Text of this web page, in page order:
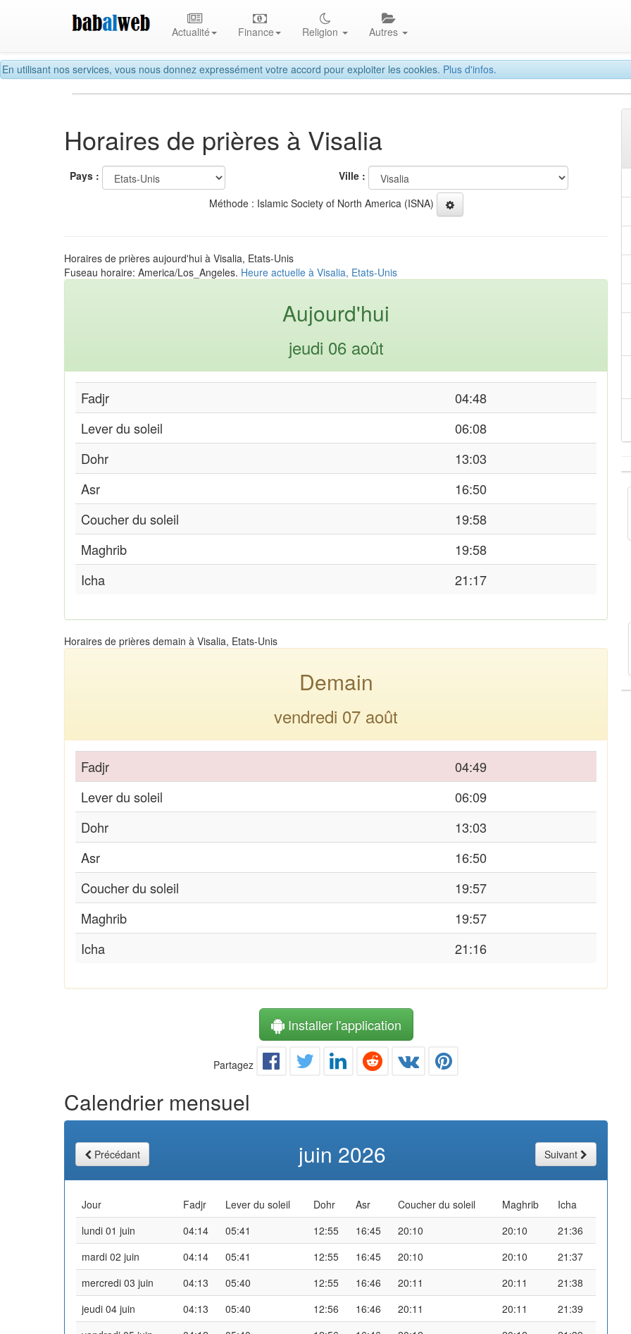
En utilisant nos services, vous nous donnez expressément votre accord pour exploiter les cookies. Plus d'infos.
Actualité Finance Religion Autres
Horaires de prières à Visalia
Pays :
Ville :
Méthode : Islamic Society of North America (ISNA)
Horaires de prières aujourd'hui à Visalia, Etats-Unis
Fuseau horaire: America/Los_Angeles. Heure actuelle à Visalia, Etats-Unis
Aujourd'hui
jeudi 06 août
Fadjr
04:48
Lever du soleil
06:08
Dohr
13:03
Asr
16:50
Coucher du soleil
19:58
Maghrib
19:58
Icha
21:17
Horaires de prières demain à Visalia, Etats-Unis
Demain
vendredi 07 août
Fadjr
04:49
Lever du soleil
06:09
Dohr
13:03
Asr
16:50
Coucher du soleil
19:57
Maghrib
19:57
Icha
21:16
Installer l'application
Partagez
Calendrier mensuel
Précédant juin 2026 Suivant
Jour Fadjr Lever du soleil Dohr Asr Coucher du soleil Maghrib
Icha
lundi 01 juin
04:14 05:41 12:55 16:45 20:10 20:10
21:36
mardi 02 juin
04:14 05:41 12:55 16:45 20:10 20:10
21:37
mercredi 03 juin
04:13 05:40 12:55 16:46 20:11 20:11
21:38
jeudi 04 juin
04:13 05:40 12:56 16:46 20:11 20:11
21:39